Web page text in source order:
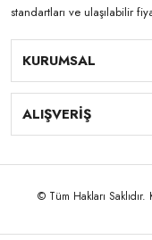
standartları ve ulaşılabilir
KURUMSAL
ALIŞVERİŞ
© Tüm Hakları